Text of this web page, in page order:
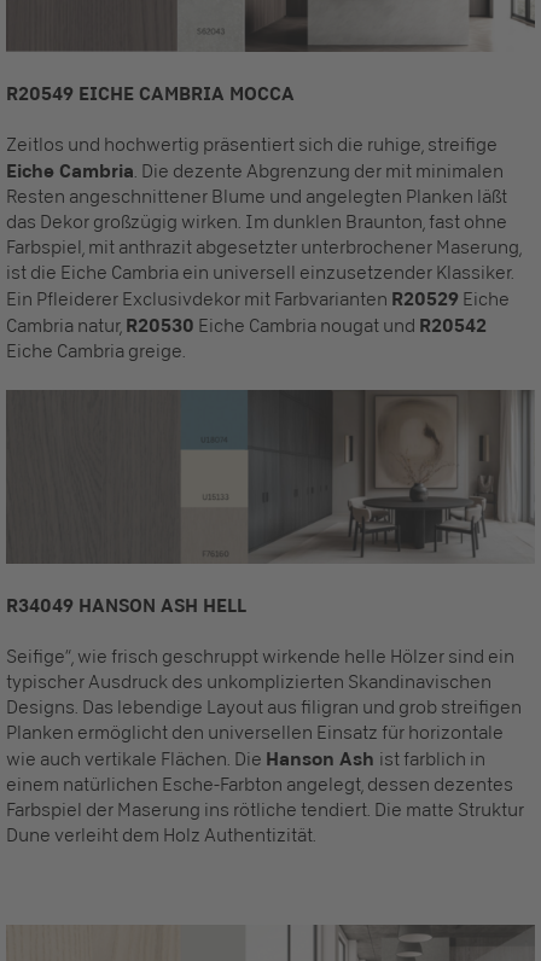
R20549 EICHE CAMBRIA MOCCA
Zeitlos und hochwertig präsentiert sich die ruhige, streifige
Eiche Cambria. Die dezente Abgrenzung der mit minimalen
Resten angeschnittener Blume und angelegten Planken läßt
das Dekor großzügig wirken. Im dunklen Braunton, fast ohne
Farbspiel, mit anthrazit abgesetzter unterbrochener Maserung,
ist die Eiche Cambria ein universell einzusetzender Klassiker.
Ein Pfleiderer Exclusivdekor mit Farbvarianten R20529 Eiche
Cambria natur, R20530 Eiche Cambria nougat und R20542
Eiche Cambria greige.
R34049 HANSON ASH HELL
Seifige“, wie frisch geschruppt wirkende helle Hölzer sind ein
typischer Ausdruck des unkomplizierten Skandinavischen
Designs. Das lebendige Layout aus filigran und grob streifigen
Planken ermöglicht den universellen Einsatz für horizontale
wie auch vertikale Flächen. Die Hanson Ash ist farblich in
einem natürlichen Esche-Farbton angelegt, dessen dezentes
Farbspiel der Maserung ins rötliche tendiert. Die matte Struktur
Dune verleiht dem Holz Authentizität.